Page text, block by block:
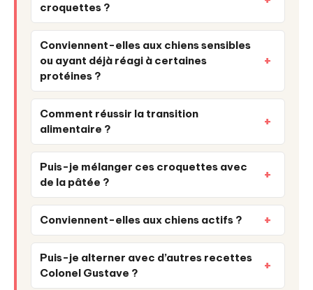
croquettes ?
Conviennent-elles aux chiens sensibles
ou ayant déjà réagi à certaines
protéines ?
Comment réussir la transition
alimentaire ?
Puis-je mélanger ces croquettes avec
de la pâtée ?
Conviennent-elles aux chiens actifs ?
Puis-je alterner avec d’autres recettes
Colonel Gustave ?